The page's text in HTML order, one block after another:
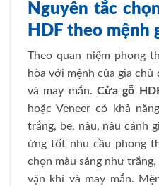
Nguyên tắc
HDF theo mệnh
Theo quan niệm phong
hòa với mệnh của gia
và may mắn.Cửa gỗ
hoặc Veneer có khả
trắng, be, nâu, nâu cánh
ứng tốt nhu cầu phong
chọn màu sáng như
vận khí và may mắn.